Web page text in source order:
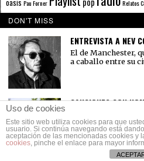
oasis Pau Forner Relatos
sputniksputnik radio The
prussiansthe wheelsu2 álbumes
© 2014 Todos los
POLÍTICA DE
Uso de cookies
Este sitio web utiliza cookies para que
usuario. Si continúa navegando está
aceptación de las mencionadas cookies y
cookies, pinche el enlace para mayor
DON'T MISS
ENTREVISTA A NEV
El de Manchester,
a caballo entre su
CANCIONES CON
Eleanor, Valentine,
Catherine, Laura,
Angela, Dardo,
Vincent Montana